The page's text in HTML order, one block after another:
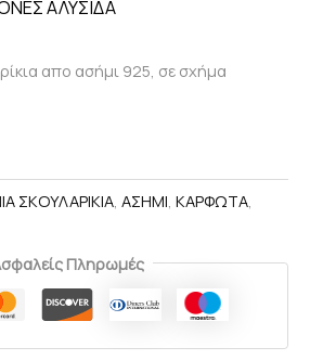
ΑΛΥΣΙΔΑ
απο ασήμι 925, σε σχήμα
ΣΚΟΥΛΑΡΙΚΙΑ, ΑΣΗΜΙ, ΚΑΡΦΩΤΑ,
Πληρωμές